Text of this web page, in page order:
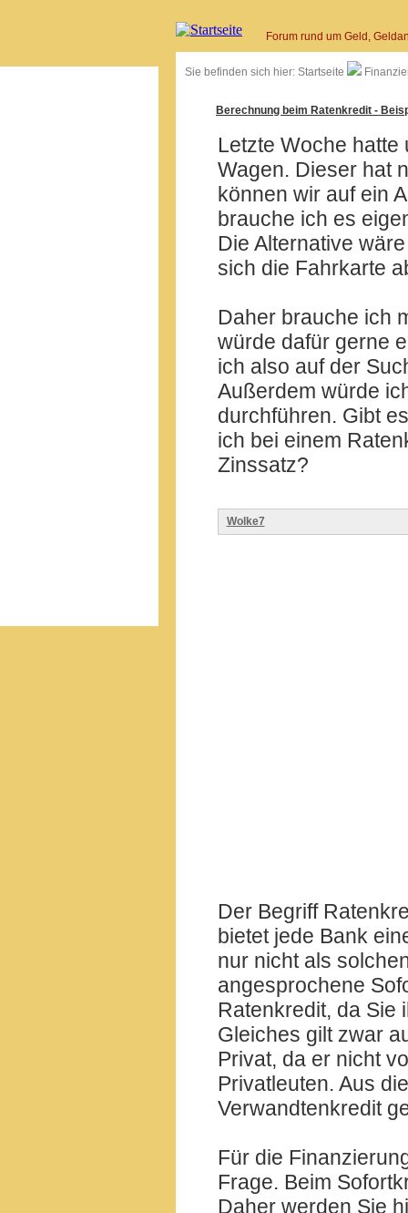
Forum rund um Geld,
Sie befinden sich hier: Startseite
Berechnung beim Ratenkredit -
Letzte Woche hatte
Wagen. Dieser hat
können wir auf ein
brauche ich es
Die Alternative
sich die Fahrkarte
Daher brauche ich
würde dafür gerne
ich also auf der
Außerdem würde
durchführen. Gibt
ich bei einem
Zinssatz?
Wolke7
Der Begriff
bietet jede Bank
nur nicht als
angesprochene
Ratenkredit, da Sie
Gleiches gilt zwar
Privat, da er nicht
Privatleuten. Aus
Verwandtenkredit
Für die
Frage. Beim
Daher werden Sie